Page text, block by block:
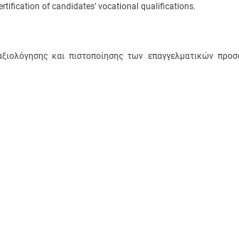
of candidates’ vocational qualifications.
και πιστοποίησης των επαγγελματικών